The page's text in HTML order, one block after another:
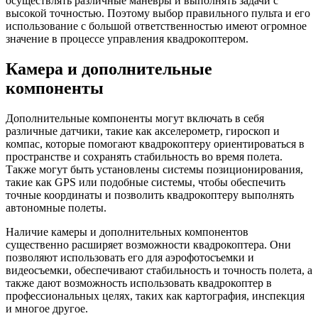
высокой точностью. Поэтому выбор правильного пульта и его
использование с большой ответственностью имеют огромное
значение в процессе управления квадрокоптером.
Камера и дополнительные
компоненты
Дополнительные компоненты могут включать в себя
различные датчики, такие как акселерометр, гироскоп и
компас, которые помогают квадрокоптеру ориентироваться в
пространстве и сохранять стабильность во время полета.
Также могут быть установлены системы позиционирования,
такие как GPS или подобные системы, чтобы обеспечить
точные координаты и позволить квадрокоптеру выполнять
автономные полеты.
Наличие камеры и дополнительных компонентов
существенно расширяет возможности квадрокоптера. Они
позволяют использовать его для аэрофотосъемки и
видеосъемки, обеспечивают стабильность и точность полета, а
также дают возможность использовать квадрокоптер в
профессиональных целях, таких как картография, инспекция
и многое другое.